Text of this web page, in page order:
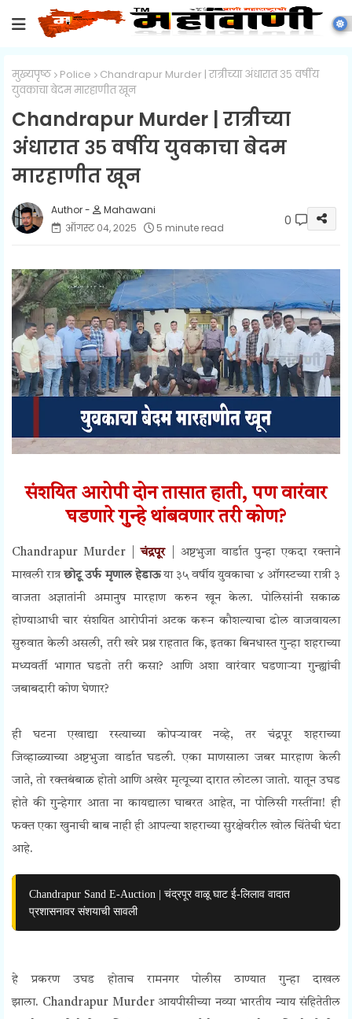
मुख्यपृष्ठ Police
Chandrapur Murder | रात्रीच्या अंधारात ३५ वर्षीय
युवकाचा बेदम मारहाणीत खून
Chandrapur Murder | रात्रीच्या
अंधारात ३५ वर्षीय युवकाचा बेदम
मारहाणीत खून
Mahawani
ऑगस्ट ०४, २०२५
5 minute read 0
संशयित आरोपीदोन तासात हाती, पण वारंवार
घडणारे गुन्हे थांबवणार तरीकोण?
Chandrapur Murder |चंद्रपूर|अष्टभुजा वार्डात पुन्हा एकदा रक्ताने
माखली रात्रछोटू उर्फ मृणाल हेडाऊया ३५ वर्षीय युवकाचा ४ ऑगस्टच्या रात्री ३
वाजता अज्ञातांनी अमानुष मारहाण करुन खून केला. पोलिसांनी सकाळ
होण्याआधी चार संशयित आरोपीनां अटक करून कौशल्याचा ढोल वाजवायला
सुरुवात केली असली, तरी खरे प्रश्न राहतात कि, इतका बिनधास्त गुन्हा शहराच्या
मध्यवर्ती भागात घडतो तरी कसा? आणि अशा वारंवार घडणाऱ्या गुन्ह्यांची
जबाबदारी कोण घेणार?
ही घटना एखाद्या रस्त्याच्या कोपऱ्यावर नव्हे, तर चंद्रपूर शहराच्या
जिव्हाळ्याच्या अष्टभुजा वार्डातघडली. एका माणसाला जबर मारहाण केली
जाते, तो रक्तबंबाळ होतो आणि अखेर मृत्यूच्या दारात लोटला जातो. यातून उघड
होते की गुन्हेगार आता ना कायद्याला घाबरत आहेत, ना पोलिसी गस्तींना! ही
फक्त एका खुनाची बाब नाही ही आपल्या शहराच्या सुरक्षेवरील खोल चिंतेची घंटा
आहे.
Chandrapur Sand E-Auction | चंद्रपूर वाळू घाट ई-लिलाव वादात
प्रशासनावर संशयाची सावली
हे प्रकरण उघड होताच रामनगर पोलीस ठाण्यात गुन्हा दाखल
झाला. Chandrapur Murderआयपीसीच्या नव्या भारतीय न्याय संहितेतील